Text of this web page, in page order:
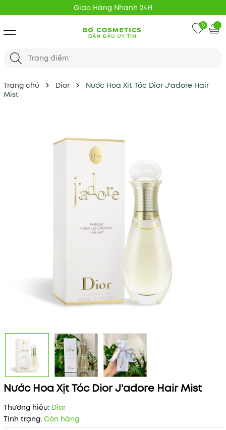
Giao Hàng Nhanh 24H
0
Trang chủ Dior
Nước Hoa Xịt Tóc Dior J'adore Hair
Mist
Nước Hoa Xịt Tóc Dior J'adore Hair Mist
Thương hiệu: Dior
Tình trạng: Còn hàng